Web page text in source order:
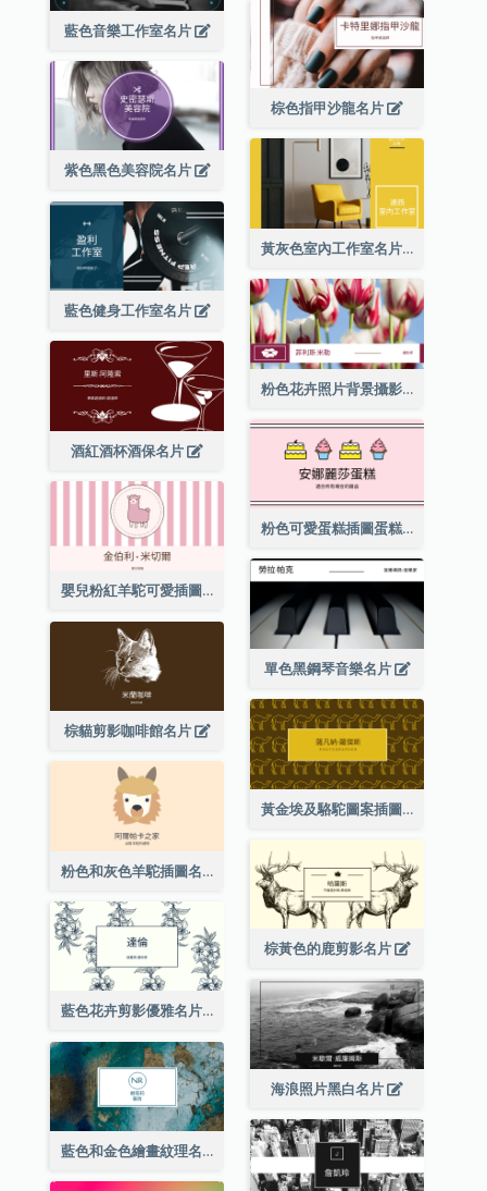
藍色音樂工作室名片
棕色指甲沙龍名片
紫色黑色美容院名片
黃灰色室內工作室名片
藍色健身工作室名片
粉色花卉照片背景攝影師名片
酒紅酒杯酒保名片
粉色可愛蛋糕插圖蛋糕店名片
嬰兒粉紅羊駝可愛插圖名片
單色黑鋼琴音樂名片
棕貓剪影咖啡館名片
黃金埃及駱駝圖案插圖名片
粉色和灰色羊駝插圖名片
棕黃色的鹿剪影名片
藍色花卉剪影優雅名片
海浪照片黑白名片
藍色和金色繪畫紋理名片